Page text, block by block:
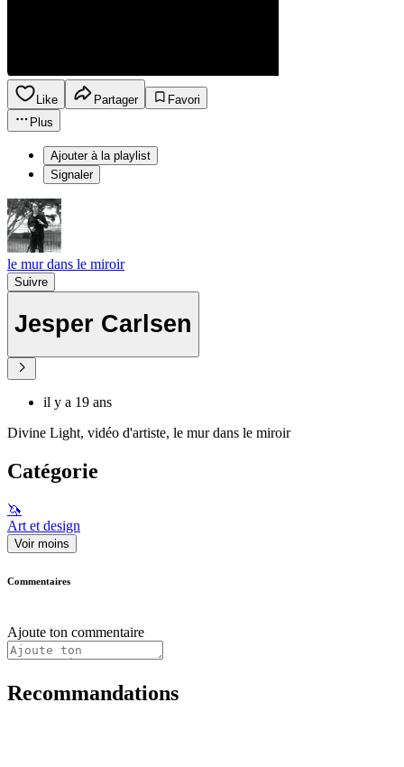
Like Partager
Favori
Plus
Ajouter à la playlist
Signaler
le mur dans le miroir
Suivre
Jesper Carlsen
il y a 19 ans
Divine Light, vidéo d'artiste, le mur dans le miroir
Catégorie
🦄
Art et design
Voir moins
Commentaires
Ajoute ton commentaire
Recommandations